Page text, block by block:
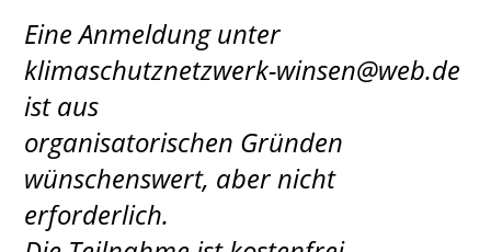
Eine Anmeldung unter
klimaschutznetzwerk-winsen@web.de
ist aus
organisatorischen Gründen
wünschenswert, aber nicht
erforderlich.